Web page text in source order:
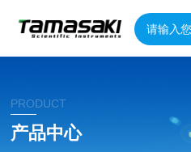
PRODUCT
产品中心